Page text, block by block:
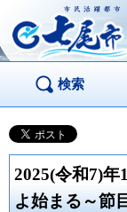
市民活躍都市 七
市
検索
2025(令和7)
よ始まる～節